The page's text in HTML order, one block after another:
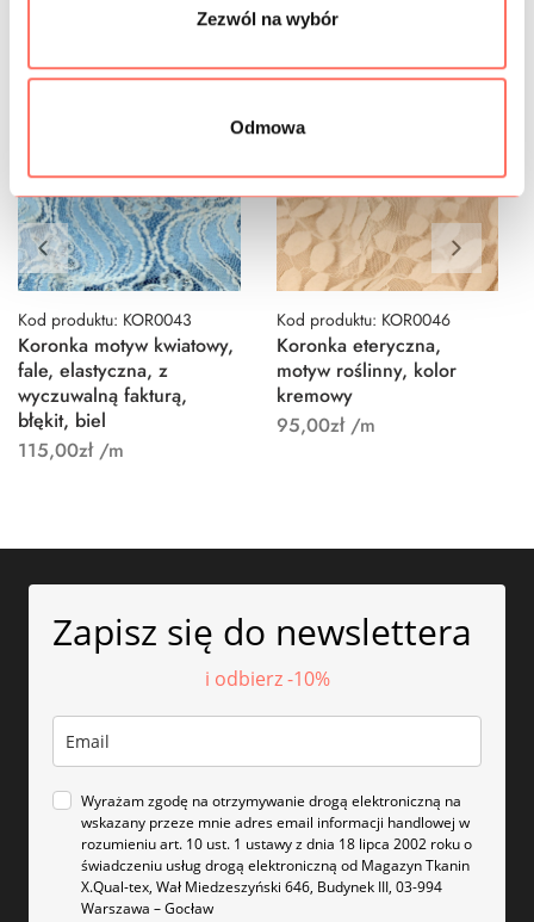
Zezwól na wybór
Odmowa
Kod produktu: KOR0043
Koronka motyw kwiatowy,
fale, elastyczna, z
wyczuwalną fakturą,
błękit, biel
115,00zł/m
Kod produktu: KOR0046
Koronka eteryczna,
motyw roślinny, kolor
kremowy
95,00zł/m
Zapisz się do newslettera
i odbierz -10%
Wyrażam zgodę na otrzymywanie drogą elektroniczną na
wskazany przeze mnie adres email informacji handlowej w
rozumieniu art. 10 ust. 1 ustawy z dnia 18 lipca 2002 roku o
świadczeniu usług drogą elektroniczną od Magazyn Tkanin
X.Qual-tex, Wał Miedzeszyński 646, Budynek III, 03-994
Warszawa – Gocław